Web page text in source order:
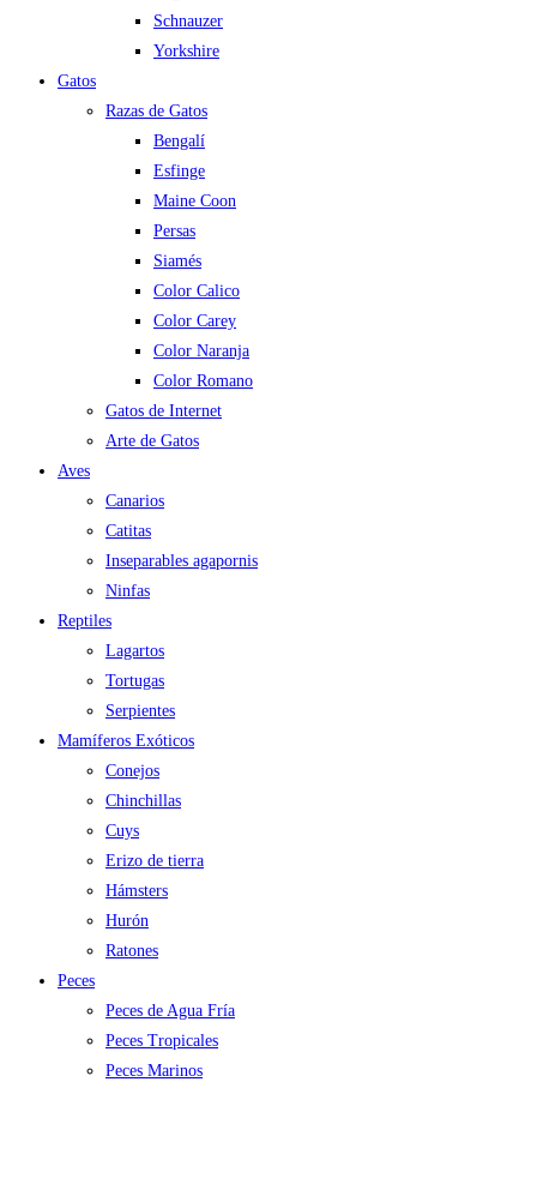
Schnauzer
Yorkshire
Gatos
Razas de Gatos
Bengalí
Esfinge
Maine Coon
Persas
Siamés
Color Calico
Color Carey
Color Naranja
Color Romano
Gatos de Internet
Arte de Gatos
Aves
Canarios
Catitas
Inseparables agapornis
Ninfas
Reptiles
Lagartos
Tortugas
Serpientes
Mamíferos Exóticos
Conejos
Chinchillas
Cuys
Erizo de tierra
Hámsters
Hurón
Ratones
Peces
Peces de Agua Fría
Peces Tropicales
Peces Marinos